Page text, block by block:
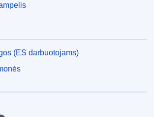
(ES darbuotojams)